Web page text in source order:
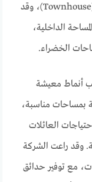
مستقلة (Standalone Villas) وتاون هاوس (Townhouse)، وقد
الداخلية،
الخضراء.
أنماط معيشة
بمساحات مناسبة،
العائلات
وقد راعت الشركة
مع توفير حدائق